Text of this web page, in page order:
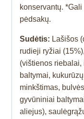
konservantų.
pėdsakų.
Sudėtis: Lašišos
rudieji ryžiai
(vištienos
baltymai,
minkštimas,
gyvūniniai
aliejus),